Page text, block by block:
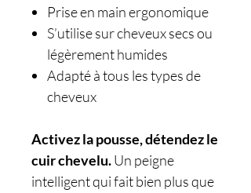
Prise en main ergonomique
S’utilise sur cheveux secs ou
légèrement humides
Adapté à tous les types de
cheveux
Activez la pousse, détendez le
cuir chevelu.Un peigne
intelligent qui fait bien plus que